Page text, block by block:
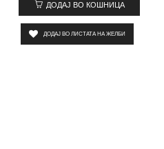
ДОДАЈ ВО КОШНИЦА
ДОДАЈ ВО ЛИСТАТА НА ЖЕЛБИ